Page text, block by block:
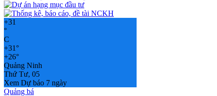
+31
°
C
+31°
+26°
Quảng Ninh
Thứ Tư, 05
Xem Dự báo 7 ngày
Quảng bá